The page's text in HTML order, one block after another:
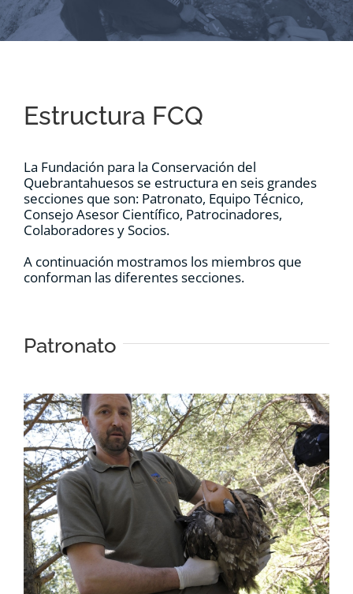
RECURSOS
CONTACTO
CARRITO
Estructura FCQ
La Fundación para la Conservación del
Quebrantahuesos se estructura en seis grandes
secciones que son: Patronato, Equipo Técnico,
Consejo Asesor Científico, Patrocinadores,
Colaboradores y Socios.
A continuación mostramos los miembros que
conforman las diferentes secciones.
Patronato